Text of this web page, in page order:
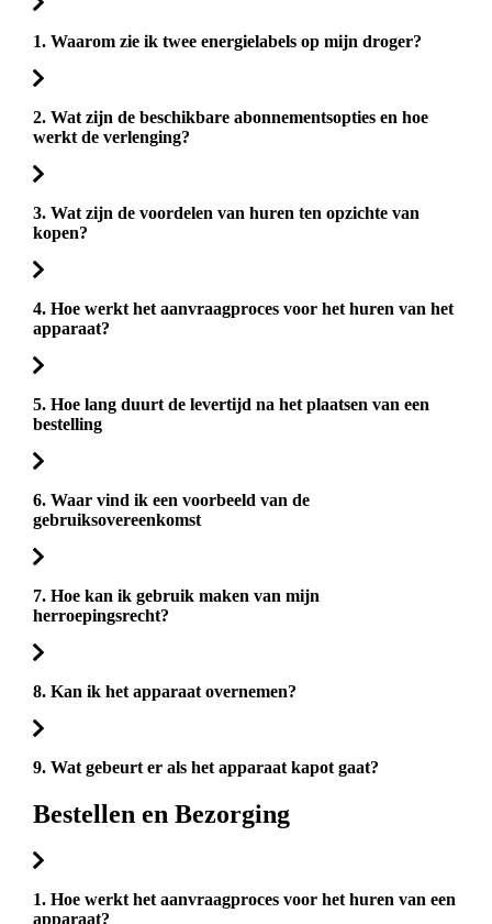
1. Waarom zie ik twee energielabels op mijn droger?
2. Wat zijn de beschikbare abonnementsopties en hoe
werkt de verlenging?
3. Wat zijn de voordelen van huren ten opzichte van
kopen?
4. Hoe werkt het aanvraagproces voor het huren van het
apparaat?
5. Hoe lang duurt de levertijd na het plaatsen van een
bestelling
6. Waar vind ik een voorbeeld van de
gebruiksovereenkomst
7. Hoe kan ik gebruik maken van mijn
herroepingsrecht?
8. Kan ik het apparaat overnemen?
9. Wat gebeurt er als het apparaat kapot gaat?
Bestellen en Bezorging
1. Hoe werkt het aanvraagproces voor het huren van een
apparaat?